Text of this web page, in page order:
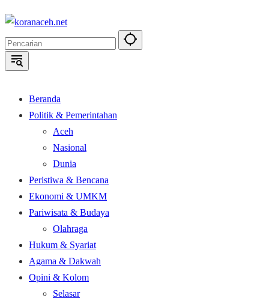
Langsung
konten
Beranda
Politik & Pemerintahan
Aceh
Nasional
Dunia
Peristiwa & Bencana
Ekonomi & UMKM
Pariwisata & Budaya
Olahraga
Hukum & Syariat
Agama & Dakwah
Opini & Kolom
Selasar